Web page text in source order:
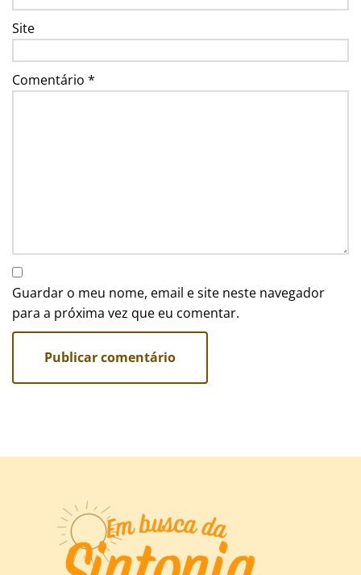
Site
Comentário *
Guardar o meu nome, email e site neste navegador
para a próxima vez que eu comentar.